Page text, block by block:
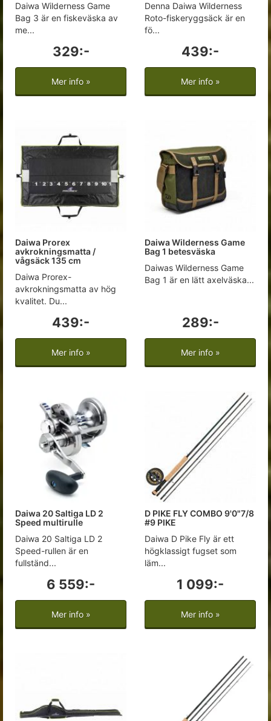
Daiwa Wilderness Game
Bag 3 är en fiskeväska av
me...
329:-
Mer info »
Denna Daiwa Wilderness
Roto-fiskeryggsäck är en
fö...
439:-
Mer info »
Daiwa Prorex
avkrokningsmatta /
vågsäck 135 cm
Daiwa Prorex-
avkrokningsmatta av hög
kvalitet. Du...
439:-
Mer info »
Daiwa Wilderness Game
Bag 1 betesväska
Daiwas Wilderness Game
Bag 1 är en lätt axelväska...
289:-
Mer info »
Daiwa 20 Saltiga LD 2
Speed multirulle
Daiwa 20 Saltiga LD 2
Speed-rullen är en
fullständ...
6 559:-
Mer info »
D PIKE FLY COMBO 9'0"7/8
#9 PIKE
Daiwa D Pike Fly är ett
högklassigt fugset som
läm...
1 099:-
Mer info »